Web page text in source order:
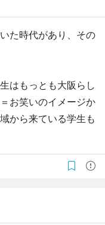
た時代があり、その
はもっとも大阪らし
お笑いのイメージか
から来ている学生も